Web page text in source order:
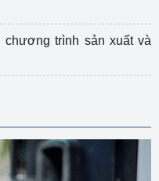
trình sản xuất và